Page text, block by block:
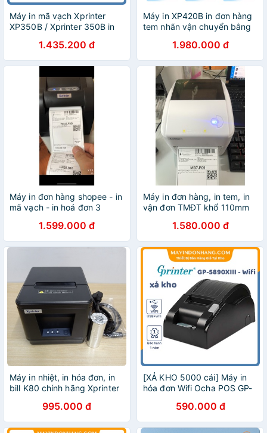
Máy in mã vạch Xprinter
XP350B / Xprinter 350B in
TMDT Shopee Giá Rẻ Nhất
Shopee
1.435.200 đ
Máy in XP420B in đơn hàng
tem nhãn vận chuyển bằng
máy tính Macbook Windown
qua Wifi LAN
1.980.000 đ
Máy in đơn hàng shopee - in
mã vạch - in hoá đơn 3
1.599.000 đ
Máy in đơn hàng, in tem, in
vận đơn TMĐT khổ 110mm
1.580.000 đ
Máy in nhiệt, in hóa đơn, in
bill K80 chính hãng Xprinter
995.000 đ
[XẢ KHO 5000 cái] Máy in
hóa đơn Wifi Ocha POS GP-
bill Không Dây Cao Cấp
590.000 đ